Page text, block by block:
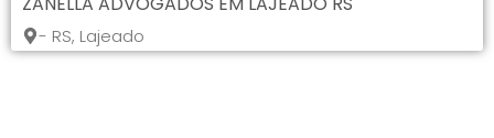
- RS, Lajeado